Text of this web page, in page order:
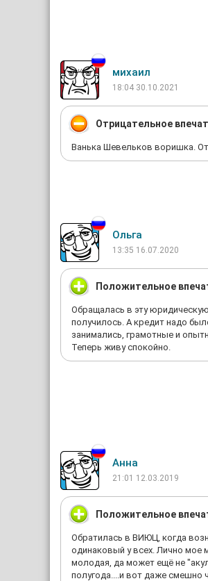
михаил
18:04 30.10.2021
Отрицательное
Ванька Шевельков воришка.
Ольга
13:35 16.07.2020
Положительное
Обращалась в эту
получилось. А кредит надо
занимались, грамотные и
Теперь живу спокойно.
Анна
21:01 12.03.2019
Положительное
Обратилась в ВИЮЦ, когда
одинаковый у всех. Лично мое
молодая, да может ещё не
полугода....и вот даже смешно